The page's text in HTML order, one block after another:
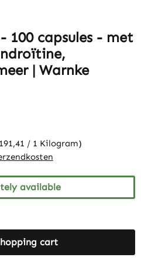
100 capsules - met
| Warnke
/ 1 Kilogram)
available
cart